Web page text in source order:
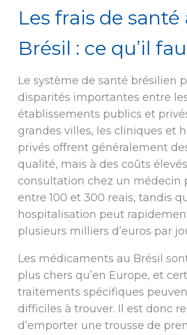
Les frais de santé
Brésil : ce qu’il
Le système de santé brésilien
disparités importantes entre
établissements publics et
grandes villes, les cliniques et
privés offrent généralement
qualité, mais à des coûts
consultation chez un médecin
entre 100 et 300 reais, tandis
hospitalisation peut
plusieurs milliers d’euros par
Les médicaments au Brésil
plus chers qu’en Europe, et
traitements spécifiques
difficiles à trouver. Il est donc
d’emporter une trousse de